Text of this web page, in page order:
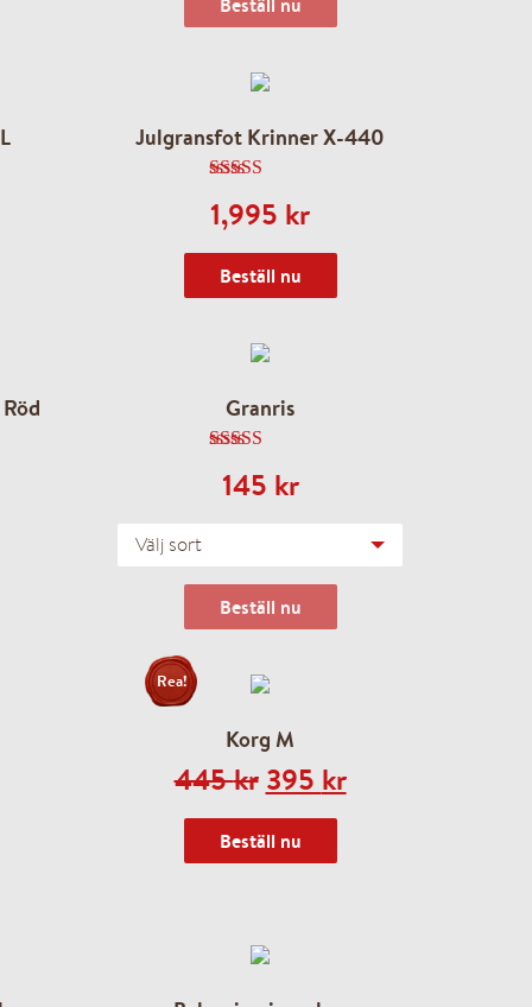
Julgransfot Krinner X-440
1,995 kr
Beställ nu
Granris
145 kr
Välj sort
Beställ nu
Rea!
Korg M
445kr Original
price
was:
395 krCurrent
Beställ nu